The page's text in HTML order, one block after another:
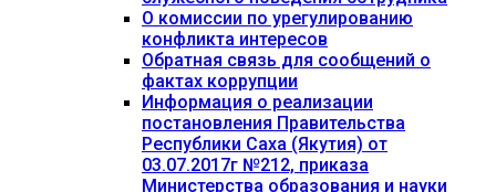
О комиссии по урегулированию
конфликта интересов
Обратная связь для сообщений о
фактах коррупции
Информация о реализации
постановления Правительства
Республики Саха (Якутия) от
03.07.2017г №212, приказа
Министерства образования и науки